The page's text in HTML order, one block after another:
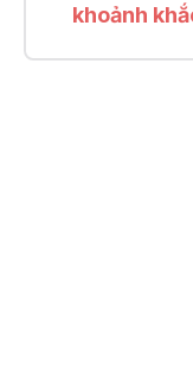
khoảnh